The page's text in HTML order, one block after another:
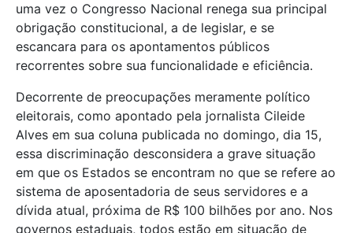
uma vez o Congresso Nacional renega sua principal
obrigação constitucional, a de legislar, e se
escancara para os apontamentos públicos
recorrentes sobre sua funcionalidade e eficiência.
Decorrente de preocupações meramente político
eleitorais, como apontado pela jornalista Cileide
Alves em sua coluna publicada no domingo, dia 15,
essa discriminação desconsidera a grave situação
em que os Estados se encontram no que se refere ao
sistema de aposentadoria de seus servidores e a
dívida atual, próxima de R$ 100 bilhões por ano. Nos
governos estaduais, todos estão em situação de